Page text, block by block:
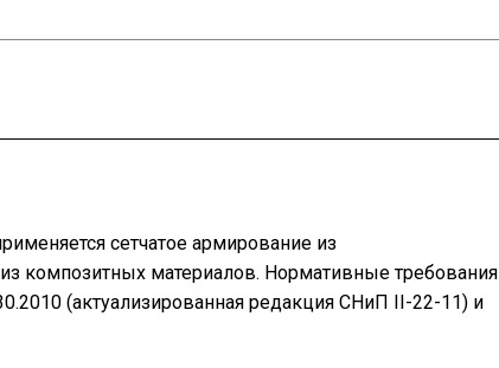
сетчатое армирование из
композитных материалов. Нормативные требования
(актуализированная редакция СНиП II-22-11) и